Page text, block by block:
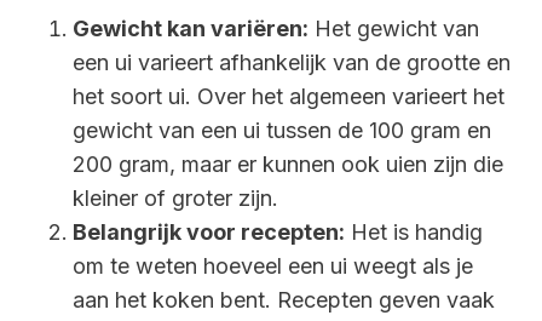
Gewicht kan variëren: Het gewicht van
een ui varieert afhankelijk van de grootte en
het soort ui. Over het algemeen varieert het
gewicht van een ui tussen de 100 gram en
200 gram, maar er kunnen ook uien zijn die
kleiner of groter zijn.
Belangrijk voor recepten: Het is handig
om te weten hoeveel een ui weegt als je
aan het koken bent. Recepten geven vaak